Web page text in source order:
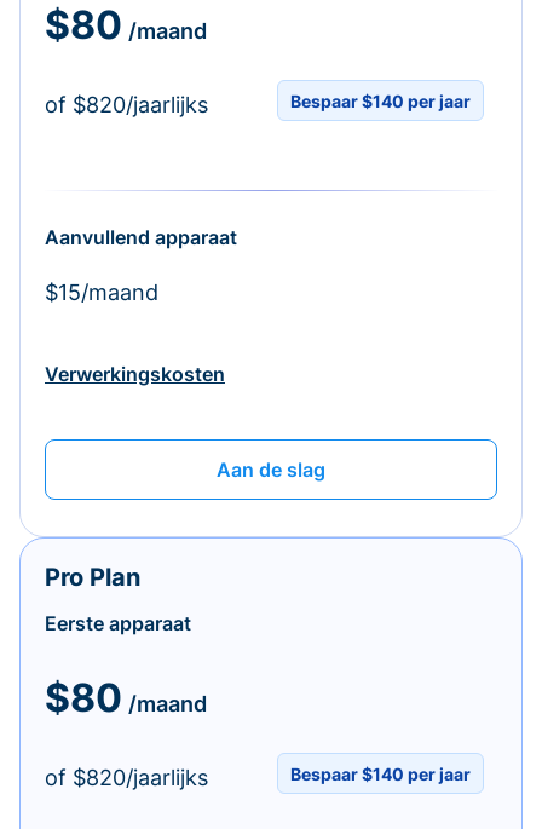
$80 /maand
of $820/jaarlijks Bespaar $140 per jaar
Aanvullend apparaat
$15/maand
Verwerkingskosten
Aan de slag
Pro Plan
Eerste apparaat
$80 /maand
of $820/jaarlijks Bespaar $140 per jaar